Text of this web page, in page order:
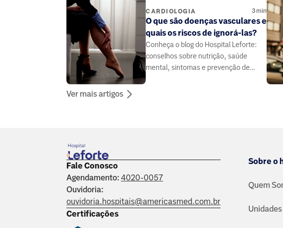
CARDIOLOGIA 3min
O que são doenças vasculares e
quais os riscos de ignorá-las?
Conheça o blog do Hospital Leforte:
conselhos sobre nutrição, saúde
mental, sintomas e prevenção de
Ver mais artigos
Fale Conosco
Agendamento: 4020-0057
Ouvidoria:
ouvidoria.hospitais@americasmed.com.br
Certificações
Sobre o
Quem
Unidades